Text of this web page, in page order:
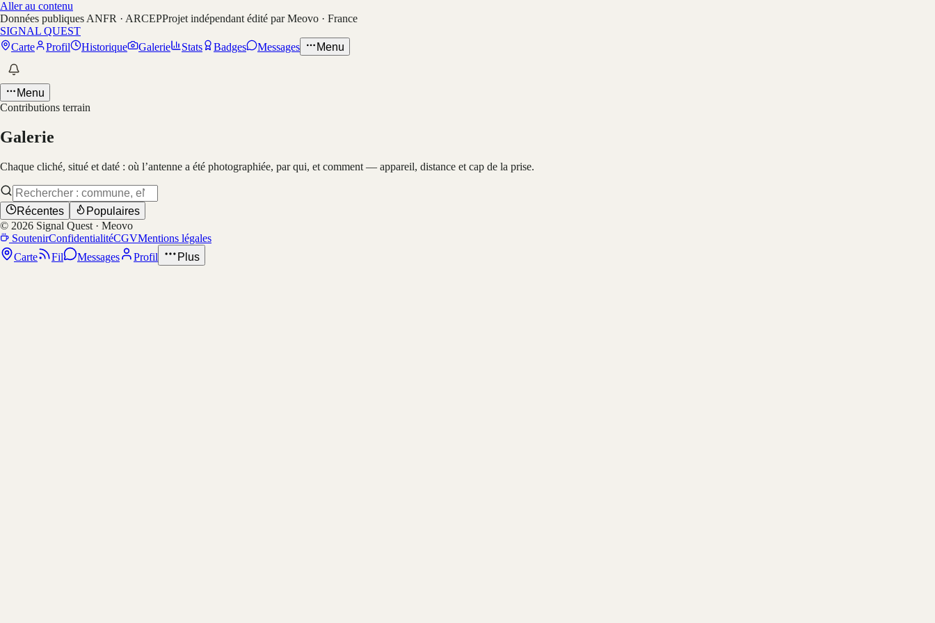
Aller au contenu
Données publiques ANFR · ARCEPProjet indépendant édité par Meovo · France
SIGNAL QUEST
Carte
Profil Historique Galerie Stats Badges Messages Menu
Menu
Contributions terrain
Galerie
Chaque cliché, situé et daté : où l’antenne a été photographiée, par qui, et comment — appareil, distance et cap de la prise.
Récentes
Populaires
© 2026 Signal Quest · Meovo
SoutenirConfidentialitéCGVMentions légales
Carte
Fil Messages Profil Plus